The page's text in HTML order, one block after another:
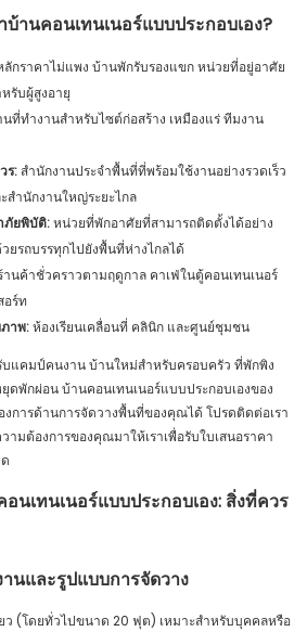
านคอนเทนเนอร์แบบประกอบเอง?
กราคาไม่แพง บ้านพักรับรองแขก หน่วยที่อยู่อาศัย
รับผู้สูงอายุ
ที่ทำงานสำหรับไซต์ก่อสร้าง เหมืองแร่ ทีมงาน
ร: สำนักงานประจำพื้นที่ที่พร้อมใช้งานอย่างรวดเร็ว
ำนักงานใหญ่ระยะไกล
ภัยพิบัติ:หน่วยที่พักอาศัยที่สามารถติดตั้งได้อย่าง
ยรถบรรทุกไปยังพื้นที่ห่างไกลได้
านค้าชั่วคราวตามฤดูกาล คาเฟ่ในตู้คอนเทนเนอร์
อร์ท
าพ:ห้องเรียนเคลื่อนที่ คลินิก และศูนย์ชุมชน
แคมป์คนงาน บ้านใหม่สำหรับครอบครัว ที่พักพิง
ดพักผ่อน บ้านคอนเทนเนอร์แบบประกอบเองของ
งการด้านการจัดวางพื้นที่ของคุณได้ โปรดติดต่อเรา
ามต้องการของคุณมาให้เราเพื่อรับใบเสนอราคา
นเทนเนอร์แบบประกอบเอง: สิ่งที่ควร
นและรูปแบบการจัดวาง
ว (โดยทั่วไปขนาด 20 ฟุต) เหมาะสำหรับบุคคลหรือ